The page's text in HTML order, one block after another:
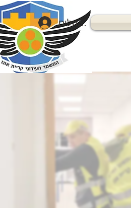
מנהלים